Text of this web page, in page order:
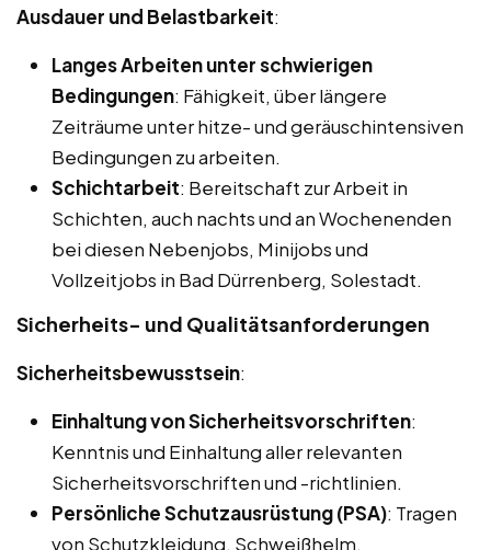
Ausdauer und Belastbarkeit:
Langes Arbeiten unter schwierigen
Bedingungen: Fähigkeit, über längere
Zeiträume unter hitze- und geräuschintensiven
Bedingungen zu arbeiten.
Schichtarbeit: Bereitschaft zur Arbeit in
Schichten, auch nachts und an Wochenenden
bei diesen Nebenjobs, Minijobs und
Vollzeitjobs in Bad Dürrenberg, Solestadt.
Sicherheits- und Qualitätsanforderungen
Sicherheitsbewusstsein:
Einhaltung von Sicherheitsvorschriften:
Kenntnis und Einhaltung aller relevanten
Sicherheitsvorschriften und -richtlinien.
Persönliche Schutzausrüstung (PSA): Tragen
von Schutzkleidung, Schweißhelm,